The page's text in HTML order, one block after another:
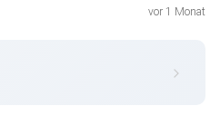
vor 1 Monat